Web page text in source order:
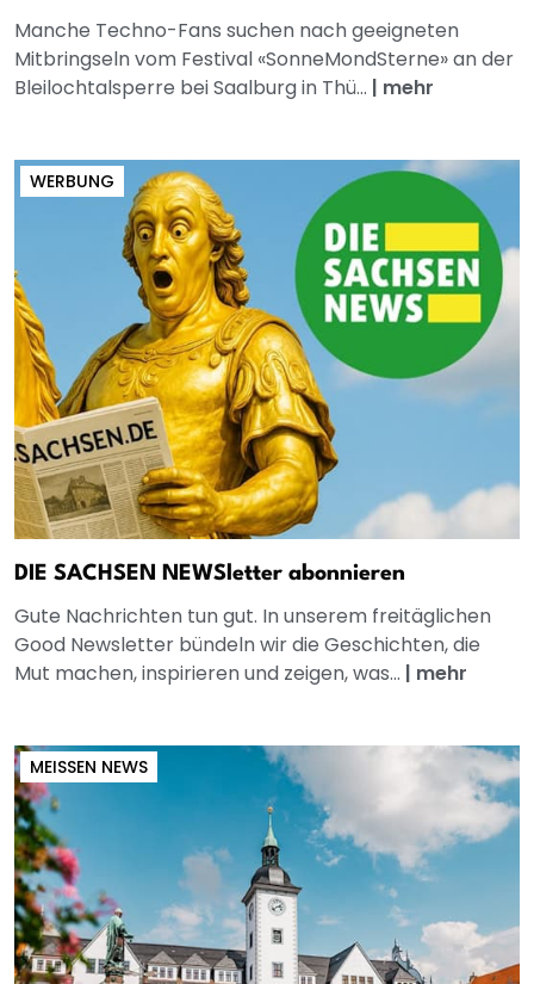
Manche Techno-Fans suchen nach geeigneten
Mitbringseln vom Festival «SonneMondSterne» an der
Bleilochtalsperre bei Saalburg in Thü... | mehr
WERBUNG
DIE SACHSEN NEWSletter abonnieren
Gute Nachrichten tun gut. In unserem freitäglichen
Good Newsletter bündeln wir die Geschichten, die
Mut machen, inspirieren und zeigen, was... | mehr
MEISSEN NEWS